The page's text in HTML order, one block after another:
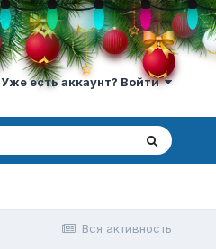
Уже есть аккаунт? Войти
Вся активность